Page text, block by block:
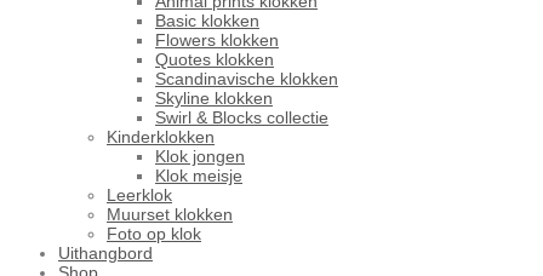
Basic klokken
Flowers klokken
Quotes klokken
Scandinavische klokken
Skyline klokken
Swirl & Blocks collectie
Kinderklokken
Klok jongen
Klok meisje
Leerklok
Muurset klokken
Foto op klok
Uithangbord
Shop